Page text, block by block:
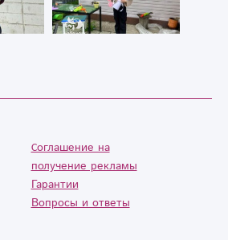
Cоглашение на
получение рекламы
Гарантии
Вопросы и ответы